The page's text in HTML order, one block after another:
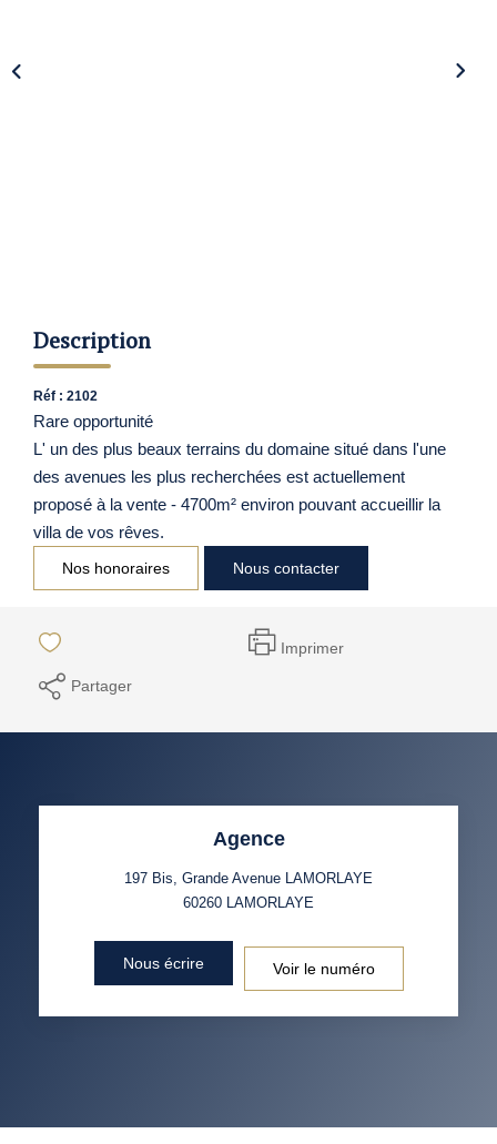
Description
Réf : 2102
Rare opportunité
L' un des plus beaux terrains du domaine situé dans l'une
des avenues les plus recherchées est actuellement
proposé à la vente - 4700m² environ pouvant accueillir la
villa de vos rêves.
Nos honoraires Nous contacter
Imprimer
Partager
Agence
197 Bis, Grande Avenue LAMORLAYE
60260 LAMORLAYE
Nous écrire Voir le numéro